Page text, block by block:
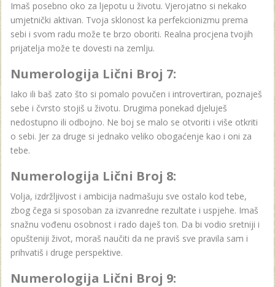
Imaš posebno oko za ljepotu u životu. Vjerojatno si nekako
umjetnički aktivan. Tvoja sklonost ka perfekcionizmu prema
sebi i svom radu može te brzo oboriti. Realna procjena tvojih
prijatelja može te dovesti na zemlju.
Numerologija Lični Broj 7:
Iako ili baš zato što si pomalo povučen i introvertiran, poznaješ
sebe i čvrsto stojiš u životu. Drugima ponekad djeluješ
nedostupno ili odbojno. Ne boj se malo se otvoriti i više otkriti
o sebi. Jer za druge si jednako veliko obogaćenje kao i oni za
tebe.
Numerologija Lični Broj 8:
Volja, izdržljivost i ambicija nadmašuju sve ostalo kod tebe,
zbog čega si sposoban za izvanredne rezultate i uspjehe. Imaš
snažnu vođenu osobnost i rado daješ ton. Da bi vodio sretniji i
opušteniji život, moraš naučiti da ne praviš sve pravila sam i
prihvatiš i druge perspektive.
Numerologija Lični Broj 9: